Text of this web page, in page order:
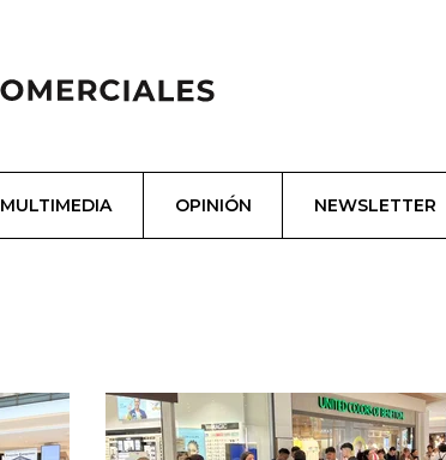
MULTIMEDIA OPINIÓN NEWSLETTER